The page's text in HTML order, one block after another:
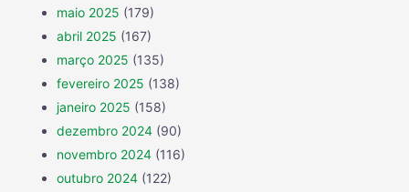
maio 2025 (179)
abril 2025 (167)
março 2025 (135)
fevereiro 2025 (138)
janeiro 2025 (158)
dezembro 2024 (90)
novembro 2024 (116)
outubro 2024 (122)